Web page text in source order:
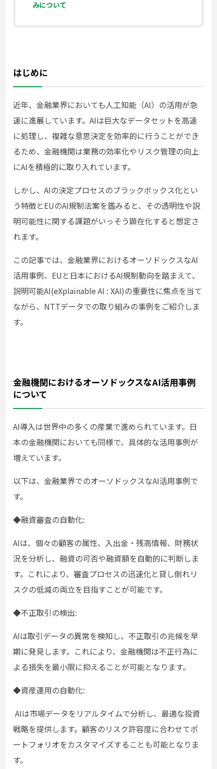
みについて
はじめに
近年、金融業界においても人工知能（AI）の活用が急
速に進展しています。AIは巨大なデータセットを高速
に処理し、複雑な意思決定を効率的に行うことができ
るため、金融機関は業務の効率化やリスク管理の向上
にAIを積極的に取り入れています。
しかし、AIの決定プロセスのブラックボックス化とい
う特徴とEUのAI規制法案を鑑みると、その透明性や説
明可能性に関する課題がいっそう顕在化すると想定さ
れます。
この記事では、金融業界におけるオーソドックスなAI
活用事例、EUと日本におけるAI規制動向を踏まえて、
説明可能AI(eXplainable AI : XAI)の重要性に焦点を当て
ながら、NTTデータでの取り組みの事例をご紹介しま
す。
金融機関におけるオーソドックスなAI活用事例
について
AI導入は世界中の多くの産業で進められています。日
本の金融機関においても同様で、具体的な活用事例が
増えています。
以下は、金融業界でのオーソドックスなAI活用事例で
す。
◆融資審査の自動化:
AIは、個々の顧客の属性、入出金・残高情報、財務状
況を分析し、融資の可否や融資額を自動的に判断しま
す。これにより、審査プロセスの迅速化と貸し倒れリ
スクの低減の両立を目指すことが可能です。
◆不正取引の検出:
AIは取引データの異常を検知し、不正取引の兆候を早
期に発見します。これにより、金融機関は不正行為に
よる損失を最小限に抑えることが可能となります。
◆資産運用の自動化:
AIは市場データをリアルタイムで分析し、最適な投資
戦略を提供します。顧客のリスク許容度に合わせてポ
ートフォリオをカスタマイズすることも可能となりま
す。